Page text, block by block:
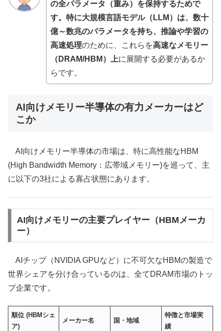
の全パラメータ（重み）を保持するためで
す。特に大規模言語モデル（LLM）は、数十
億～数兆のパラメータを持ち、推論や学習の
高速処理のために、これらを高速なメモリー
（DRAM/HBM）上に展開する必要があるか
らです。
AI向けメモリー半導体の有力メーカーはど
こか
AI向けメモリー半導体の市場は、特に高性能なHBM
(High Bandwidth Memory：広帯域メモリー)を巡って、主
に以下の3社による寡占状態にあります。
AI向けメモリーの主要プレイヤー（HBMメーカ
ー）
AIチップ（NVIDIA GPUなど）に不可欠なHBMの製造で
世界シェアを分け合っているのは、全てDRAM市場のトッ
プ企業です。
順位 (HBMシェ
ア)
メーカー名 国・地域
特徴と市場実
績